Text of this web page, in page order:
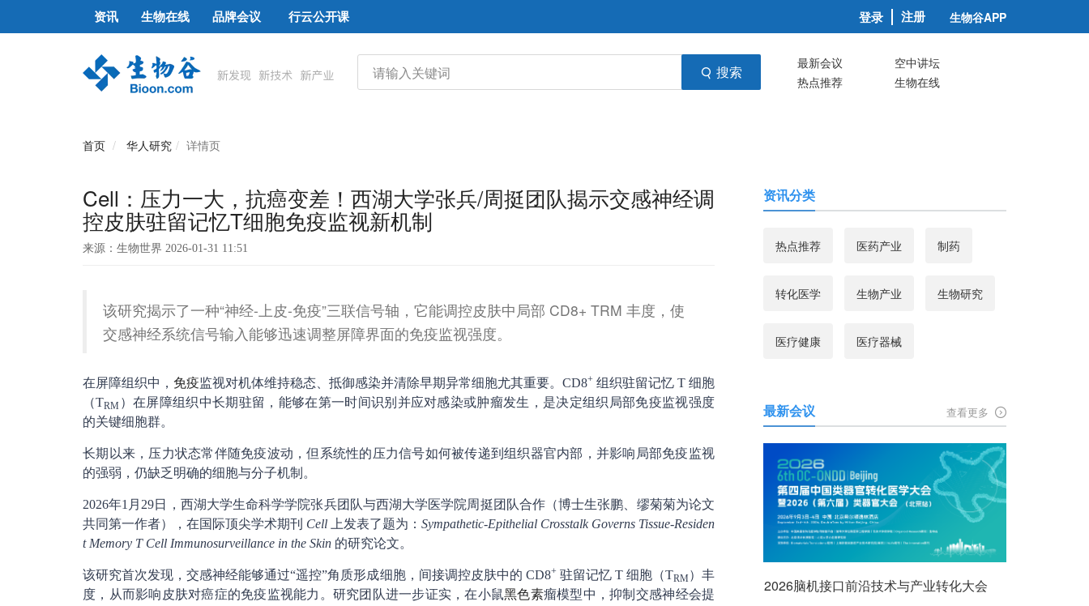
资讯 生物在线 品牌会议 行云公开课 登录 注册 生物谷APP
搜索 最新会议
空中讲坛
热点推荐
生物在线
首页 华人研究 详情页
Cell：压力一大，抗癌变差！西湖大学张兵/周挺团队揭示交感神经调
控皮肤驻留记忆T细胞免疫监视新机制
来源：生物世界 2026-01-31 11:51
该研究揭示了一种“神经-上皮-免疫”三联信号轴，它能调控皮肤中局部 CD8+ TRM 丰度，使
交感神经系统信号输入能够迅速调整屏障界面的免疫监视强度。
在屏障组织中， 免疫监视对机体维持稳态、抵御感染并清除早期异常细胞尤其重要。CD8+ 组织驻留记忆 T 细胞
（TRM ）在屏障组织中长期驻留，能够在第一时间识别并应对感染或肿瘤发生，是决定组织局部免疫监视强度
的关键细胞群。
长期以来，压力状态常伴随免疫波动，但系统性的压力信号如何被传递到组织器官内部，并影响局部免疫监视
的强弱，仍缺乏明确的细胞与分子机制。
2026年1月29日，西湖大学生命科学学院张兵团队与西湖大学医学院周挺团队合作（博士生张鹏、缪菊菊为论文
共同第一作者），在国际顶尖学术期刊 Cell 上发表了题为： Sympathetic-Epithelial Crosstalk Governs Tissue-Residen
t Memory T Cell Immunosurveillance in the Skin 的研究论文。
该研究首次发现，交感神经能够通过“遥控”角质形成细胞，间接调控皮肤中的 CD8+ 驻留记忆 T 细胞（TRM ）丰
度，从而影响皮肤对癌症的免疫监视能力。研究团队进一步证实，在小鼠黑色素瘤模型中，抑制交感神经会提
资讯分类
热点推荐 医药产业 制药
转化医学 生物产业 生物研究
医疗健康 医疗器械
最新会议 查看更多
2026脑机接口前沿技术与产业转化大会